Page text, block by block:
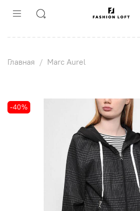
Главная Marc Aurel
-40%